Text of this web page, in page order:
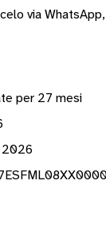
via WhatsApp,
per 27 mesi
2026